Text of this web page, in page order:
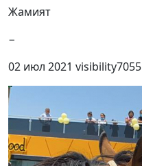
Жамият
−
02 июл 2021 visibility7055